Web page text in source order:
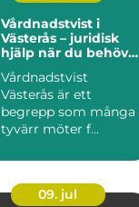
Vårdnadstvist i
Västerås – juridisk
hjälp när du behöver
Vårdnadstvist
Västerås är ett
begrepp som många
tyvärr möter f...
09. jul